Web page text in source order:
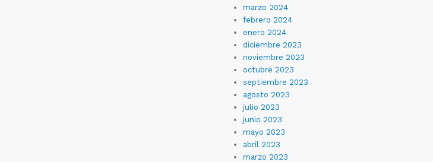
marzo 2024
febrero 2024
enero 2024
diciembre 2023
noviembre 2023
octubre 2023
septiembre 2023
agosto 2023
julio 2023
junio 2023
mayo 2023
abril 2023
marzo 2023